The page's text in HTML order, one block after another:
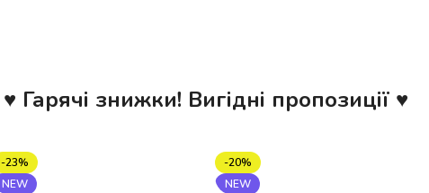
♥ Гарячі знижки! Вигідні пропозиції ♥
-23%
NEW
-20%
NEW